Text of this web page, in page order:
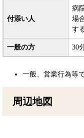
付添い人
病
場
す
一般の方 30
一般、営業行為等
周辺地図